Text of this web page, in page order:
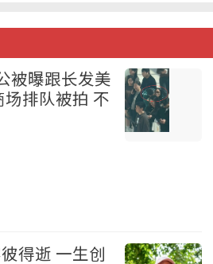
被曝跟长发美
排队被拍 不
得逝 一生创